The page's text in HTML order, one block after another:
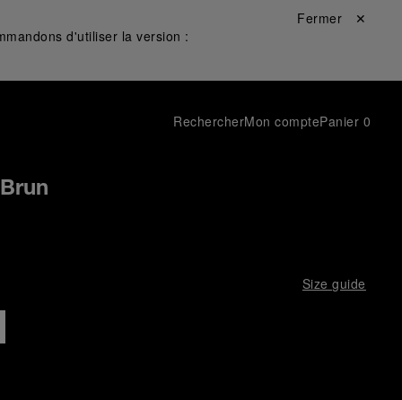
d'utiliser la version :
Fermer ✕
RechercherMon comptePanier 0
Size guide